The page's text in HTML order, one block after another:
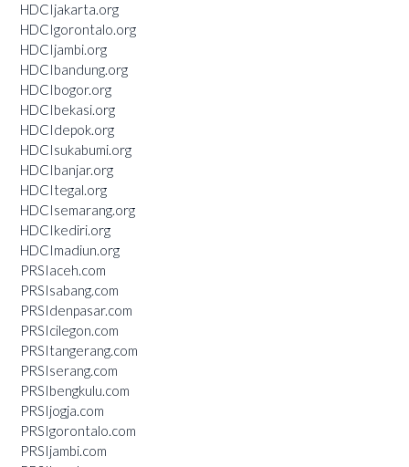
HDCIjakarta.org
HDCIgorontalo.org
HDCIjambi.org
HDCIbandung.org
HDCIbogor.org
HDCIbekasi.org
HDCIdepok.org
HDCIsukabumi.org
HDCIbanjar.org
HDCItegal.org
HDCIsemarang.org
HDCIkediri.org
HDCImadiun.org
PRSIaceh.com
PRSIsabang.com
PRSIdenpasar.com
PRSIcilegon.com
PRSItangerang.com
PRSIserang.com
PRSIbengkulu.com
PRSIjogja.com
PRSIgorontalo.com
PRSIjambi.com